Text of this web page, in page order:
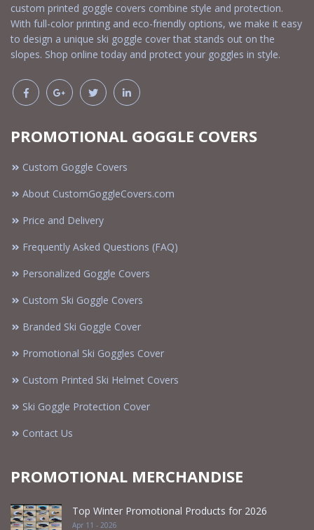
custom printed goggle covers combine style and protection.
With full-color printing and eco-friendly options, we make it easy
to design a unique ski goggle cover that stands out on the
slopes. Shop online today and protect your goggles in style.
PROMOTIONAL GOGGLE COVERS
Custom Goggle Covers
About CustomGoggleCovers.com
Price and Delivery
Frequently Asked Questions (FAQ)
Personalized Goggle Covers
Custom Ski Goggle Covers
Branded Ski Goggle Cover
Promotional Ski Goggles Cover
Custom Printed Ski Helmet Covers
Ski Goggle Protection Cover
Contact Us
PROMOTIONAL MERCHANDISE
Top Winter Promotional Products for 2026
Apr 11 - 2026